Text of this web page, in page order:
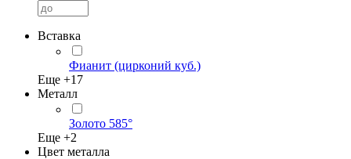
Вставка
Фианит (цирконий куб.)
Еще +17
Металл
Золото 585°
Еще +2
Цвет металла